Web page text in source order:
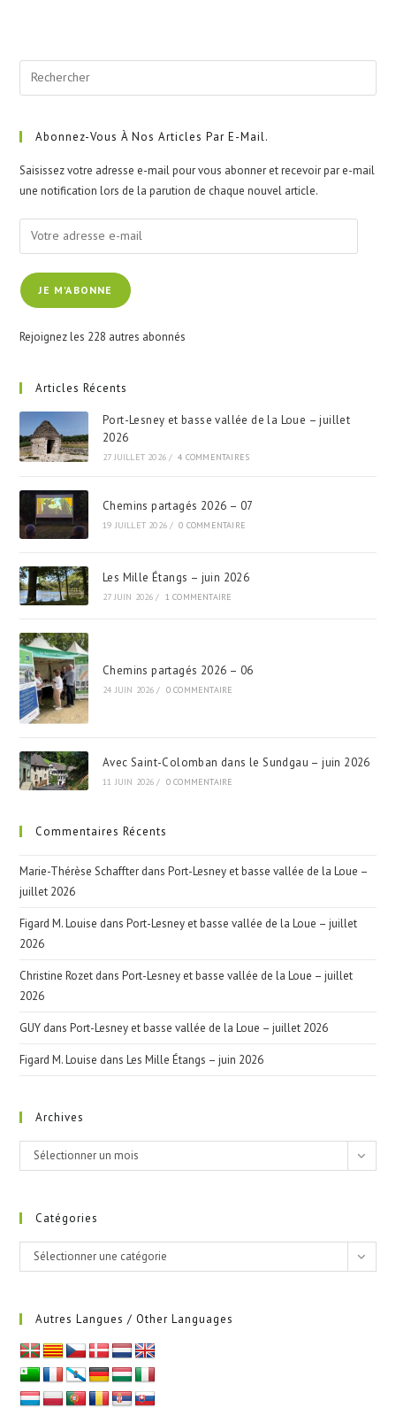
Abonnez-Vous À Nos Articles Par E-Mail.
Saisissez votre adresse e-mail pour vous abonner et recevoir par e-mail
une notification lors de la parution de chaque nouvel article.
Votre
adresse
e-
mailJE M'ABONNE
Rejoignez les 228 autres abonnés
Articles Récents
Port-Lesney et basse vallée de la Loue – juillet
2026
27 JUILLET 2026 / 4 COMMENTAIRES
Chemins partagés 2026 – 07
19 JUILLET 2026 / 0 COMMENTAIRE
Les Mille Étangs – juin 2026
27 JUIN 2026 / 1 COMMENTAIRE
Chemins partagés 2026 – 06
24 JUIN 2026 / 0 COMMENTAIRE
Avec Saint-Colomban dans le Sundgau – juin 2026
11 JUIN 2026 / 0 COMMENTAIRE
Commentaires Récents
Marie-Thérèse Schaffter dansPort-Lesney et basse vallée de la Loue –
juillet 2026
Figard M. Louise dansPort-Lesney et basse vallée de la Loue – juillet
2026
Christine Rozet dansPort-Lesney et basse vallée de la Loue – juillet
2026
GUY dansPort-Lesney et basse vallée de la Loue – juillet 2026
Figard M. Louise dansLes Mille Étangs – juin 2026
Archives
Archives
Sélectionner un mois
Catégories
Catégories
Sélectionner une catégorie
Autres Langues / Other Languages